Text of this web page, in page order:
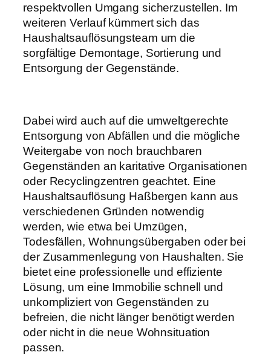
respektvollen Umgang sicherzustellen. Im
weiteren Verlauf kümmert sich das
Haushaltsauflösungsteam um die
sorgfältige Demontage, Sortierung und
Entsorgung der Gegenstände.
Dabei wird auch auf die umweltgerechte
Entsorgung von Abfällen und die mögliche
Weitergabe von noch brauchbaren
Gegenständen an karitative Organisationen
oder Recyclingzentren geachtet. Eine
Haushaltsauflösung Haßbergen kann aus
verschiedenen Gründen notwendig
werden, wie etwa bei Umzügen,
Todesfällen, Wohnungsübergaben oder bei
der Zusammenlegung von Haushalten. Sie
bietet eine professionelle und effiziente
Lösung, um eine Immobilie schnell und
unkompliziert von Gegenständen zu
befreien, die nicht länger benötigt werden
oder nicht in die neue Wohnsituation
passen.